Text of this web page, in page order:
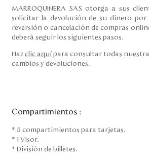
MARROQUINERA SAS otorga a sus
solicitar la devolución de su dinero por
reversión o cancelación de compras
deberá seguir los siguientes pasos.
Haz clic aquí para consultar todas
cambios y devoluciones.
Compartimientos :
* 5 compartimientos para tarjetas.
* 1 Visor.
* División de billetes.